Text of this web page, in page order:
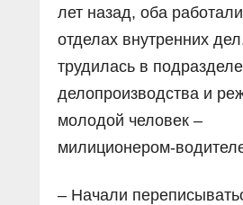
лет назад, оба
отделах внутренних
трудилась в
делопроизводства и
молодой человек –
– Начали